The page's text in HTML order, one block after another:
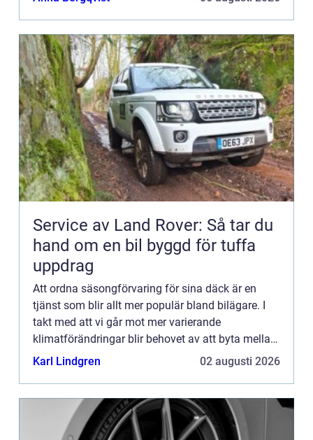
Service av Land Rover: Så tar du
hand om en bil byggd för tuffa
uppdrag
Att ordna säsongförvaring för sina däck är en
tjänst som blir allt mer populär bland bilägare. I
takt med att vi går mot mer varierande
klimatförändringar blir behovet av att byta mellan
sommar-...
Karl Lindgren 02 augusti 2026